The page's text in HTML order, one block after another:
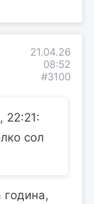
21.04.26
08:52
#3100
22:21:
сол